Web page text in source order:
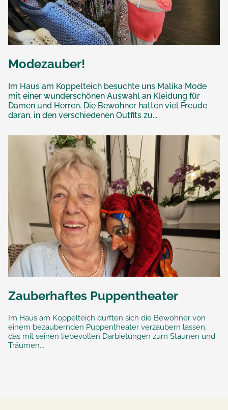
Modezauber!
Im Haus am Koppelteich besuchte uns Malika Mode
mit einer wunderschönen Auswahl an Kleidung für
Damen und Herren. Die Bewohner hatten viel Freude
daran, in den verschiedenen Outfits zu...
Zauberhaftes Puppentheater
Im Haus am Koppelteich durften sich die Bewohner von
einem bezaubernden Puppentheater verzaubern lassen,
das mit seinen liebevollen Darbietungen zum Staunen und
Träumen...